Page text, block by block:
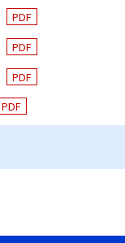
PDF
PDF
PDF
PDF